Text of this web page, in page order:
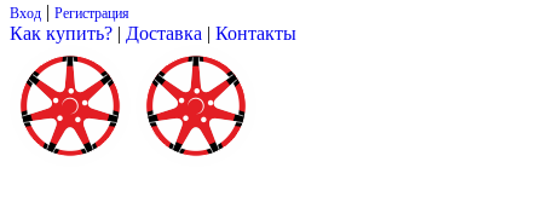
Вход | Регистрация
Как купить? | Доставка | Контакты